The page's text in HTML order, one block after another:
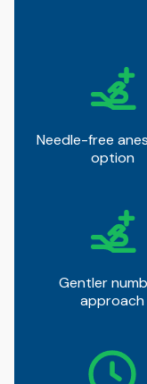
Needle-free
option
Gentler
approach